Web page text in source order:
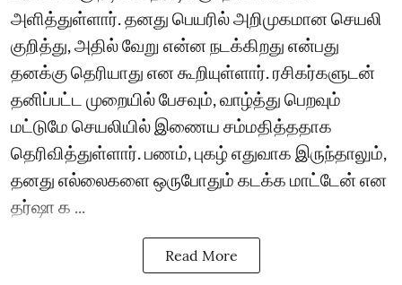
அளித்துள்ளார். தனது பெயரில் அறிமுகமான செயலி
குறித்து, அதில் வேறு என்ன நடக்கிறது என்பது
தனக்கு தெரியாது என கூறியுள்ளார். ரசிகர்களுடன்
தனிப்பட்ட முறையில் பேசவும், வாழ்த்து பெறவும்
மட்டுமே செயலியில் இணைய சம்மதித்ததாக
தெரிவித்துள்ளார். பணம், புகழ் எதுவாக இருந்தாலும்,
தனது எல்லைகளை ஒருபோதும் கடக்க மாட்டேன் என
தர்ஷா க ...
Read More